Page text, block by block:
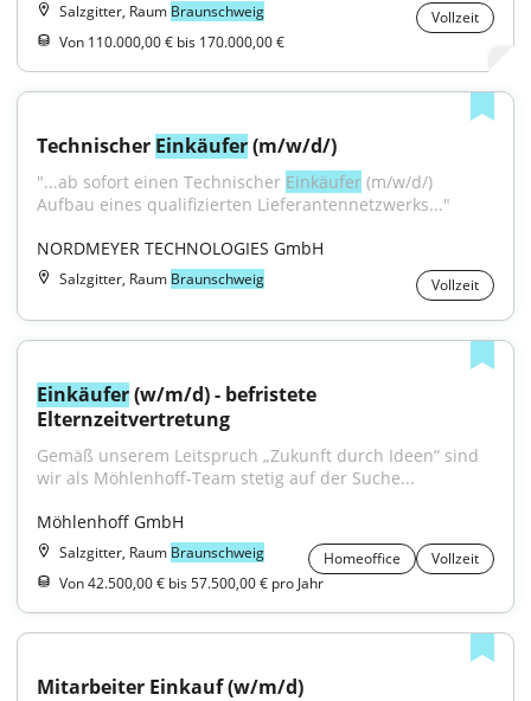
Salzgitter, Raum Braunschweig
Vollzeit
Von 110.000,00 € bis 170.000,00 €
Technischer Einkäufer (m/w/d/)
"...ab sofort einen Technischer Einkäufer (m/w/d/)
Aufbau eines qualifizierten Lieferantennetzwerks..."
NORDMEYER TECHNOLOGIES GmbH
Salzgitter, Raum Braunschweig Vollzeit
Einkäufer (w/m/d) - befristete
Elternzeitvertretung
Gemäß unserem Leitspruch „Zukunft durch Ideen“ sind
wir als Möhlenhoff-Team stetig auf der Suche...
Möhlenhoff GmbH
Salzgitter, Raum Braunschweig Homeoffice
Vollzeit
Von 42.500,00 € bis 57.500,00 € pro Jahr
Mitarbeiter Einkauf (w/m/d)